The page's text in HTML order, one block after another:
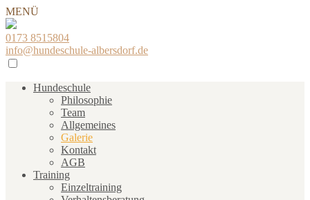
MENÜ
0173 8515804
info@hundeschule-albersdorf.de
Hundeschule
Philosophie
Team
Allgemeines
Galerie
Kontakt
AGB
Training
Einzeltraining